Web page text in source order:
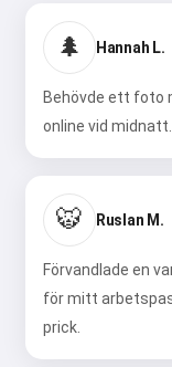
🌲 Hannah L.
Behövde ett foto
online vid
🐯 Ruslan M.
Förvandlade en
för mitt
prick.